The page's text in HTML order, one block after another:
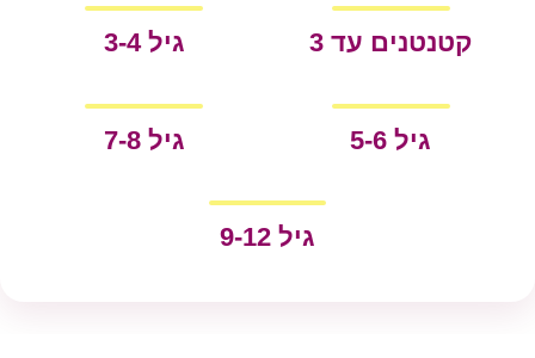
קטנטנים עד 3 גיל 3-4
גיל 5-6 גיל 7-8
גיל 9-12